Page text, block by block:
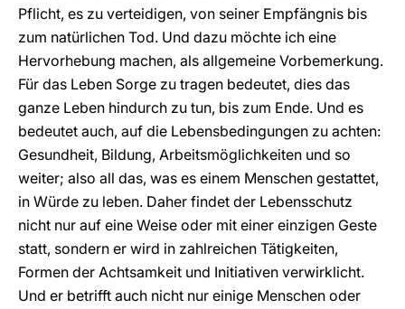
Pflicht, es zu verteidigen, von seiner Empfängnis bis
zum natürlichen Tod. Und dazu möchte ich eine
Hervorhebung machen, als allgemeine Vorbemerkung.
Für das Leben Sorge zu tragen bedeutet, dies das
ganze Leben hindurch zu tun, bis zum Ende. Und es
bedeutet auch, auf die Lebensbedingungen zu achten:
Gesundheit, Bildung, Arbeitsmöglichkeiten und so
weiter; also all das, was es einem Menschen gestattet,
in Würde zu leben. Daher findet der Lebensschutz
nicht nur auf eine Weise oder mit einer einzigen Geste
statt, sondern er wird in zahlreichen Tätigkeiten,
Formen der Achtsamkeit und Initiativen verwirklicht.
Und er betrifft auch nicht nur einige Menschen oder